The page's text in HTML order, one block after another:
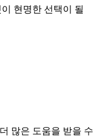
현명한 선택이 될
많은 도움을 받을 수